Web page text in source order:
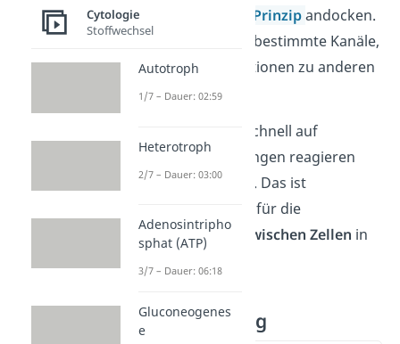
Schlüssel-Schloss-Prinzipandocken.
Das Binden öffnet bestimmte Kanäle,
durch die Informationen zu anderen
Zellen gelangen.
So kann die Zelle schnell auf
Umweltveränderungen reagieren
und sich anpassen. Das ist
besonders wichtig für die
Kommunikation zwischen Zellen in
Zellverbindung
Cytologie
Stoffwechsel
Autotroph
1/7 – Dauer: 02:59
Heterotroph
2/7 – Dauer: 03:00
Adenosintripho
sphat (ATP)
3/7 – Dauer: 06:18
Gluconeogenes
e